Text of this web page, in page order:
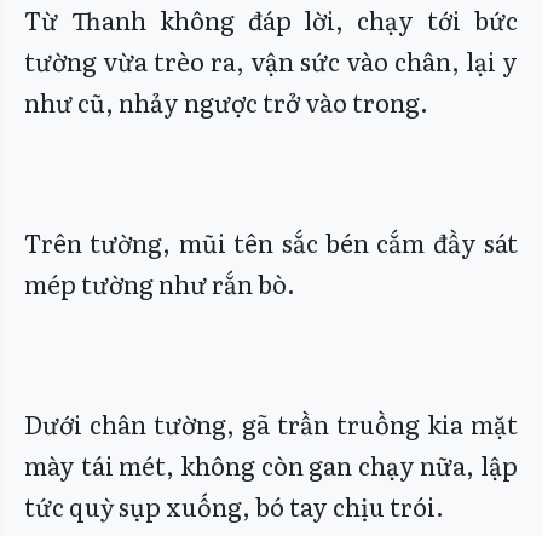
Từ Thanh không đáp lời, chạy tới bức
tường vừa trèo ra, vận sức vào chân, lại y
như cũ, nhảy ngược trở vào trong.
Trên tường, mũi tên sắc bén cắm đầy sát
mép tường như rắn bò.
Dưới chân tường, gã trần truồng kia mặt
mày tái mét, không còn gan chạy nữa, lập
tức quỳ sụp xuống, bó tay chịu trói.